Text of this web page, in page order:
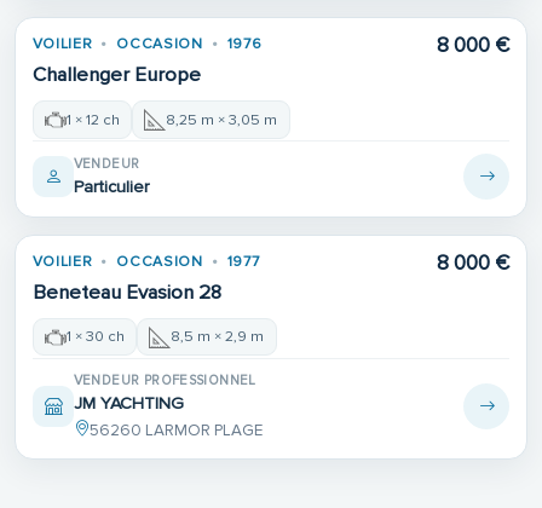
VOILIER OCCASION 1976
Challenger Europe
8 000 €
1 × 12 ch 8,25 m × 3,05 m
VENDEUR
Particulier
VOILIER OCCASION 1977
Beneteau Evasion 28
8 000 €
1 × 30 ch 8,5 m × 2,9 m
VENDEUR PROFESSIONNEL
JM YACHTING
56260 LARMOR PLAGE